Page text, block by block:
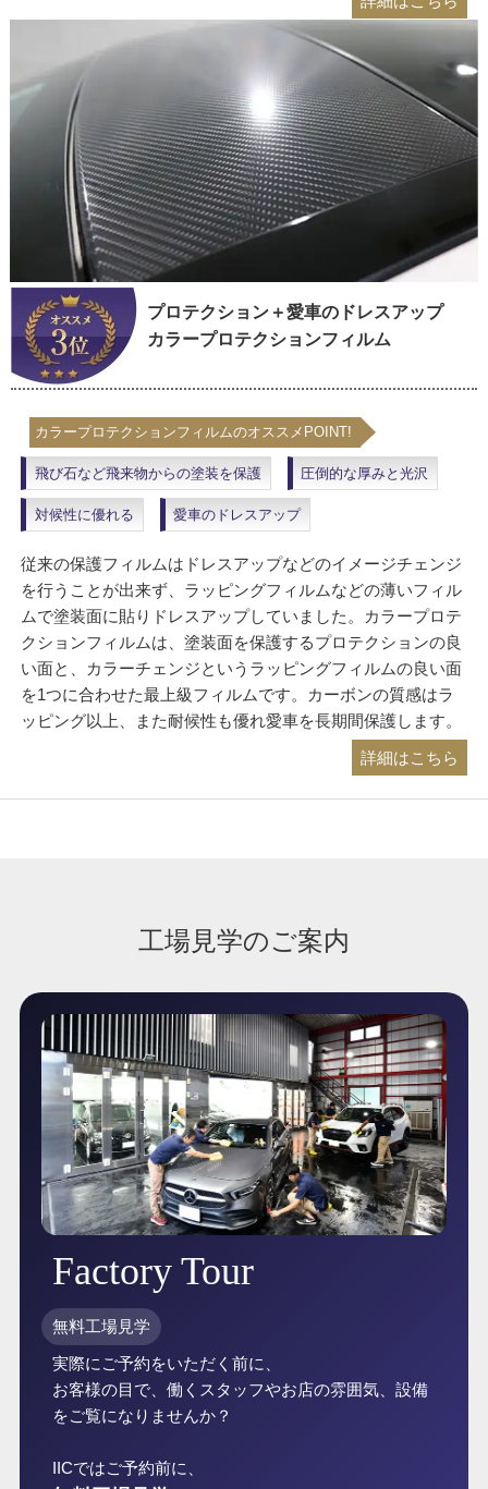
プロテクション＋愛車のドレスアップ
カラープロテクションフィルム
カラープロテクションフィルムのオススメPOINT!
飛び石など飛来物からの塗装を保護 圧倒的な厚みと光沢
対候性に優れる 愛車のドレスアップ
従来の保護フィルムはドレスアップなどのイメージチェンジ
を行うことが出来ず、ラッピングフィルムなどの薄いフィル
ムで塗装面に貼りドレスアップしていました。カラープロテ
クションフィルムは、塗装面を保護するプロテクションの良
い面と、カラーチェンジというラッピングフィルムの良い面
を1つに合わせた最上級フィルムです。カーボンの質感はラ
ッピング以上、また耐候性も優れ愛車を長期間保護します。
詳細はこちら
工場見学のご案内
Factory Tour
無料工場見学
実際にご予約をいただく前に、
お客様の目で、働くスタッフやお店の雰囲気、設備
をご覧になりませんか？
IICではご予約前に、